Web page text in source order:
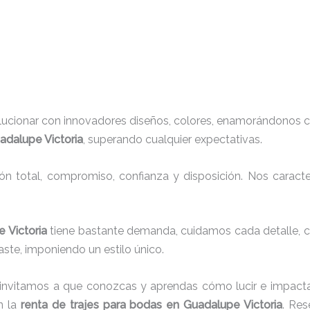
con innovadores diseños, colores,
Victoria, superando cualquier expectativas.
total, compromiso, confianza y disposición. Nos
Victoriatiene bastante demanda, cuidamos cada detalle,
imponiendo un estilo único.
a que conozcas y aprendas cómo lucir e
la renta de trajes para bodas en Guadalupe Victoria.